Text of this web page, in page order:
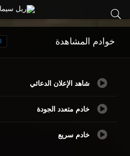
خوادم المشاهدة
شاهد الإعلان الدعائي
خادم متعدد الجودة
خادم سريع